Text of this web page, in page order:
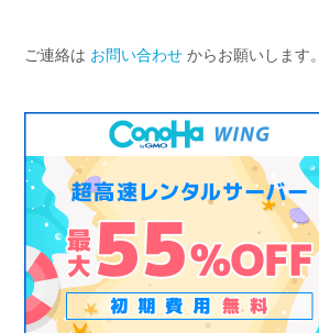
ご連絡は お問い合わせ からお願いします。